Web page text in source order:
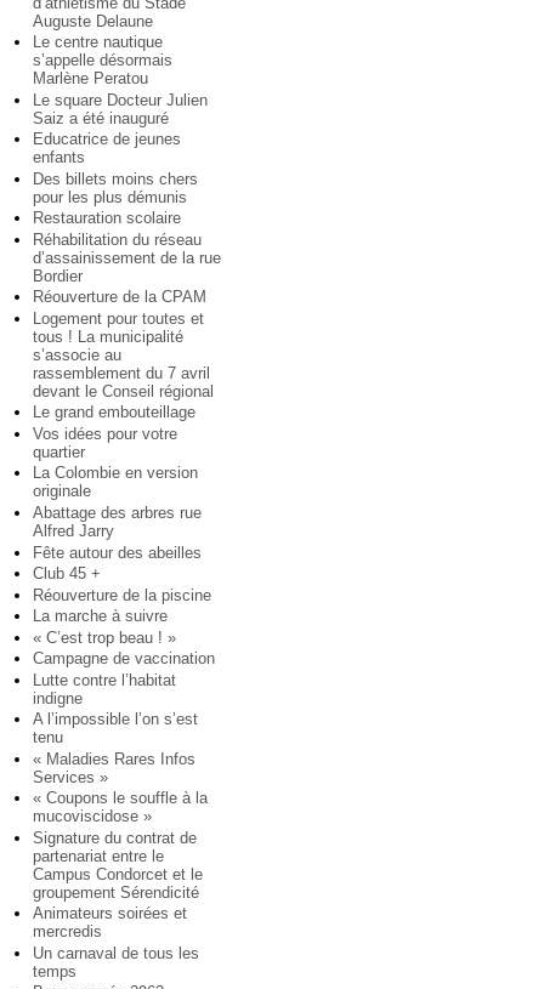
Auguste Delaune
Le centre nautique
s’appelle désormais
Marlène Peratou
Le square Docteur Julien
Saiz a été inauguré
Educatrice de jeunes
enfants
Des billets moins chers
pour les plus démunis
Restauration scolaire
Réhabilitation du réseau
d’assainissement de la rue
Bordier
Réouverture de la CPAM
Logement pour toutes et
tous ! La municipalité
s’associe au
rassemblement du 7 avril
devant le Conseil régional
Le grand embouteillage
Vos idées pour votre
quartier
La Colombie en version
originale
Abattage des arbres rue
Alfred Jarry
Fête autour des abeilles
Club 45 +
Réouverture de la piscine
La marche à suivre
« C’est trop beau ! »
Campagne de vaccination
Lutte contre l’habitat
indigne
A l’impossible l’on s’est
tenu
« Maladies Rares Infos
Services »
« Coupons le souffle à la
mucoviscidose »
Signature du contrat de
partenariat entre le
Campus Condorcet et le
groupement Sérendicité
Animateurs soirées et
mercredis
Un carnaval de tous les
temps